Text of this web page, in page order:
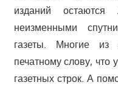
изданий остаются
неизменными
газеты. Многие из
печатному слову,
газетных строк. А